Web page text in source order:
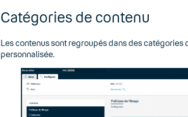
Catégories de contenu
Les contenus sont regroupés dans des
personnalisée.